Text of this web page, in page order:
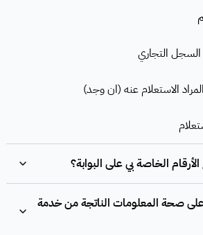
الخاصة بي على البوابة؟
صحة المعلومات الناتجة من خدمة